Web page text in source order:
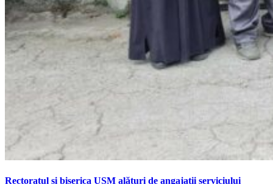
Rectoratul și biserica USM alături de angajații serviciului